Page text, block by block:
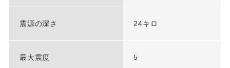
震源の深さ 24キロ
最大震度 5